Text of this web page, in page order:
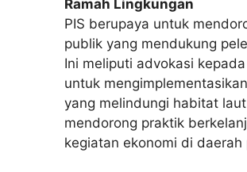
Ramah Lingkungan
PIS berupaya untuk
publik yang mendukung
Ini meliputi advokasi
untuk
yang melindungi habitat
mendorong praktik
kegiatan ekonomi di daerah